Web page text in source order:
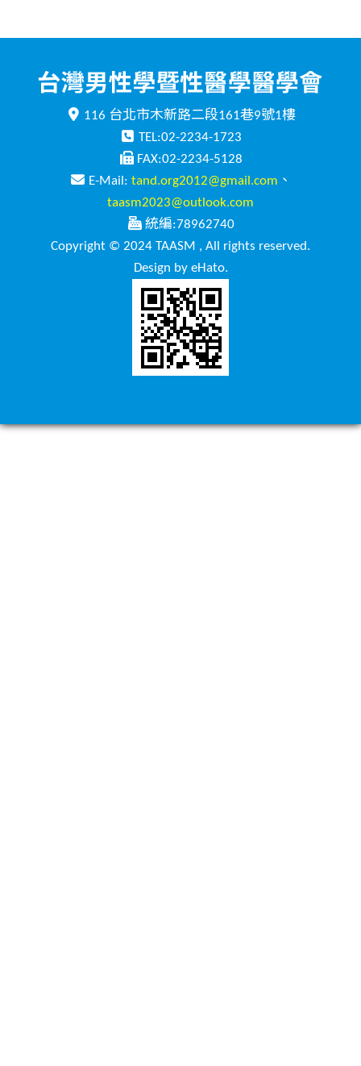
116 台北市木新路二段161巷9號1樓
TEL:02-2234-1723
FAX:02-2234-5128
E-Mail: tand.org2012@gmail.com 、
taasm2023@outlook.com
統編:78962740
Copyright © 2024 TAASM , All rights reserved.
Design by eHato.